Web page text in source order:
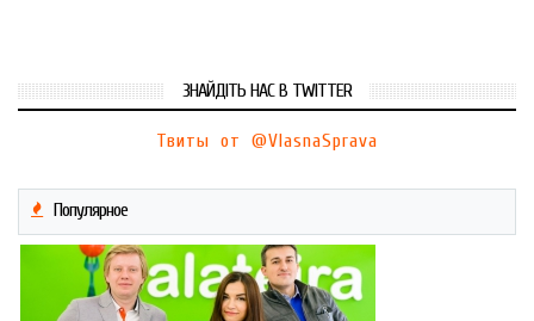
ЗНАЙДІТЬ НАС В TWITTER
Твиты от @VlasnaSprava
Популярное